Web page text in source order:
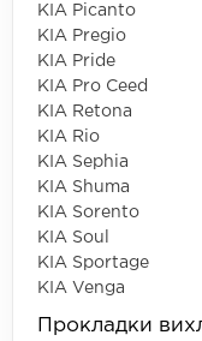
KIA Picanto
KIA Pregio
KIA Pride
KIA Pro Ceed
KIA Retona
KIA Rio
KIA Sephia
KIA Shuma
KIA Sorento
KIA Soul
KIA Sportage
KIA Venga
Прокладки